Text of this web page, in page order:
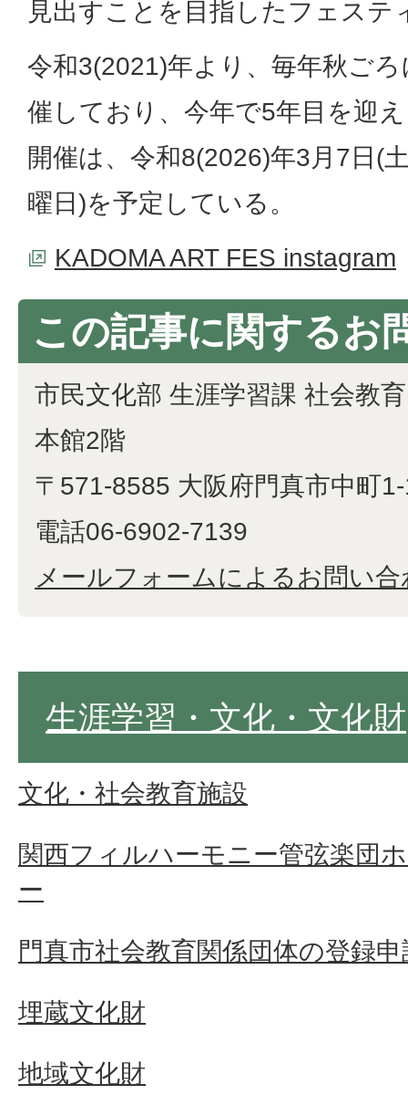
見出すことを目指したフェステ
令和3(2021)年より、毎年秋ご
催しており、今年で5年目を迎
開催は、令和8(2026)年3月7日(
曜日)を予定している。
KADOMA ART FES instagram
この記事に関するお
市民文化部 生涯学習課 社会教
本館2階
〒571-8585 大阪府門真市中町
電話06-6902-7139
メールフォームによるお問い合
生涯学習・文化・文化財
文化・社会教育施設
関西フィルハーモニー管弦楽団
ー
門真市社会教育関係団体の登録申
埋蔵文化財
地域文化財